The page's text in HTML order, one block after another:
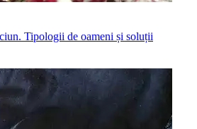
Tipologii de oameni și soluții